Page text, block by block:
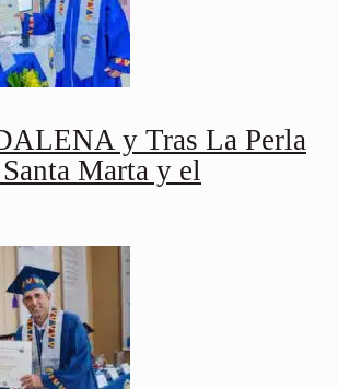
y Tras La Perla
Marta y el